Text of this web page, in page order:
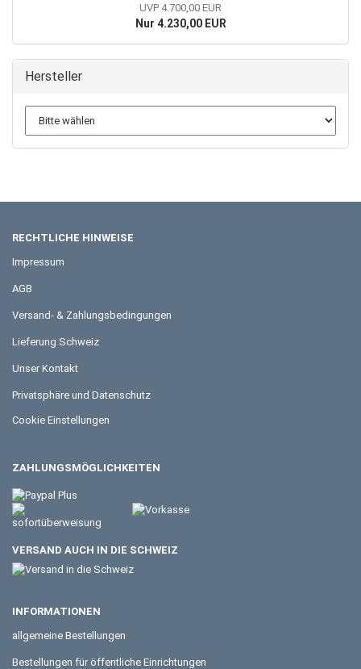
UVP 4.700,00 EUR
Nur 4.230,00 EUR
Hersteller
RECHTLICHE HINWEISE
Impressum
AGB
Versand- & Zahlungsbedingungen
Lieferung Schweiz
Unser Kontakt
Privatsphäre und Datenschutz
Cookie Einstellungen
ZAHLUNGSMÖGLICHKEITEN
VERSAND AUCH IN DIE SCHWEIZ
INFORMATIONEN
allgemeine Bestellungen
Bestellungen für öffentliche Einrichtungen